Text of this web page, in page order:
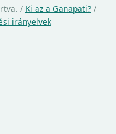
/ Ki az a Ganapati? /
irányelvek